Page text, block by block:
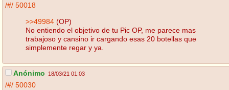
/#/ 50018
>>49984 (OP)
No entiendo el objetivo de tu Pic OP, me parece mas
trabajoso y cansino ir cargando esas 20 botellas que
simplemente regar y ya.
Anónimo 18/03/21 01:03
/#/ 50030